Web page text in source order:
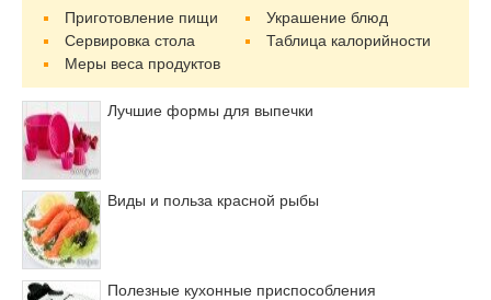
Приготовление пищи
Украшение блюд
Сервировка стола
Таблица калорийности
Меры веса продуктов
Лучшие формы для выпечки
Виды и польза красной рыбы
Полезные кухонные приспособления